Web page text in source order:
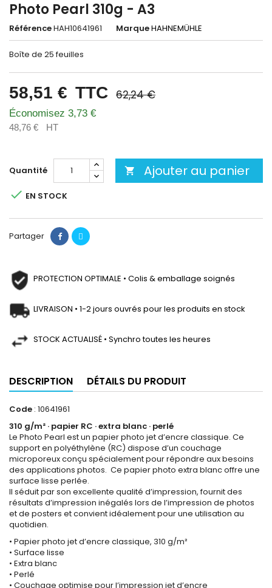
Photo Pearl 310g - A3
RéférenceHAH10641961 MarqueHAHNEMÜHLE
Boîte de 25 feuilles
58,51 € TTC 62,24 €
Économisez 3,73 €
48,76 € HT
Quantité  Ajouter au panier
 EN STOCK
Partager
PROTECTION OPTIMALE • Colis & emballage soignés
LIVRAISON • 1-2 jours ouvrés pour les produits en stock
STOCK ACTUALISÉ • Synchro toutes les heures
DESCRIPTION DÉTAILS DU PRODUIT
Code : 10641961
310 g/m² · papier RC · extra blanc · perlé
Le Photo Pearl est un papier photo jet d’encre classique. Ce
support en polyéthylène (RC) dispose d’un couchage
microporeux conçu spécialement pour répondre aux besoins
des applications photos. Ce papier photo extra blanc offre une
surface lisse perlée.
Il séduit par son excellente qualité d’impression, fournit des
résultats d’impression inégalés lors de l’impression de photos
et de posters et convient idéalement pour une utilisation au
quotidien.
• Papier photo jet d’encre classique, 310 g/m²
• Surface lisse
• Extra blanc
• Perlé
• Couchage optimise pour l’impression jet d’encre